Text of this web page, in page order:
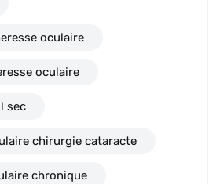
oculaire
oculaire
sec
chirurgie cataracte
chronique